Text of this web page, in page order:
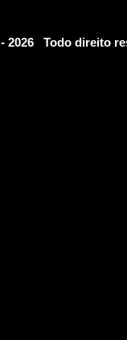
2026 Todo direito